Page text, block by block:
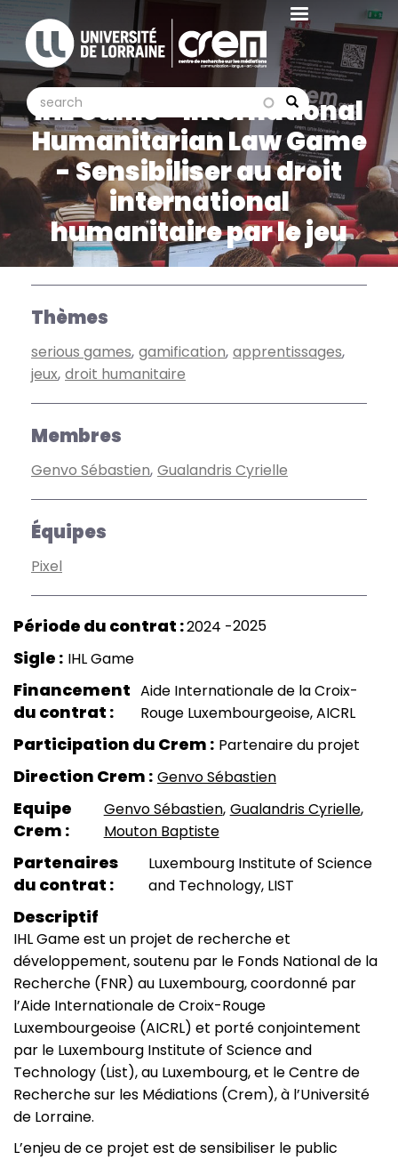
Aller
contenu
principal
Search
search search
IHL Game - International
Humanitarian Law Game
- Sensibiliser au droit
international
humanitaire par le jeu
Thèmes
serious games gamification apprentissages
jeux droit humanitaire
Membres
Genvo Sébastien Gualandris Cyrielle
Équipes
Pixel
2024 2025
Sigle IHL Game
Financement
du contrat
Aide Internationale de la Croix-
Rouge Luxembourgeoise, AICRL
Participation du Crem Partenaire du projet
Direction Crem Genvo Sébastien
Equipe
Crem
Genvo Sébastien Gualandris Cyrielle
Mouton Baptiste
Partenaires
du contrat
Luxembourg Institute of Science
and Technology, LIST
Descriptif
IHL Game est un projet de recherche et
développement, soutenu par le Fonds National de la
Recherche (FNR) au Luxembourg, coordonné par
l’Aide Internationale de Croix-Rouge
Luxembourgeoise (AICRL) et porté conjointement
par le Luxembourg Institute of Science and
Technology (List), au Luxembourg, et le Centre de
Recherche sur les Médiations (Crem), à l’Université
de Lorraine.
L’enjeu de ce projet est de sensibiliser le public